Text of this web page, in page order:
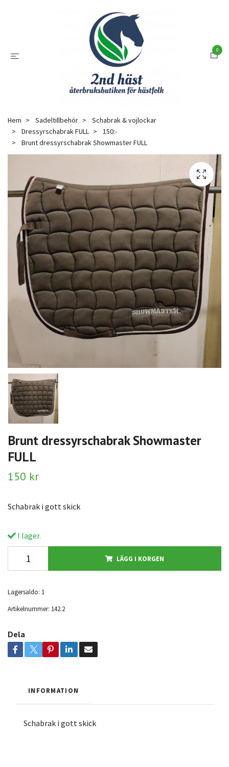
0
Hem Sadeltillbehör
Schabrak & vojlockar
Dressyrschabrak FULL
150:-
Brunt dressyrschabrak Showmaster FULL
Brunt dressyrschabrak Showmaster
FULL
150 kr
Schabrak i gott skick
I lager.
LÄGG I KORGEN
Lagersaldo: 1
Artikelnummer: 142.2
Dela
INFORMATION
Schabrak i gott skick